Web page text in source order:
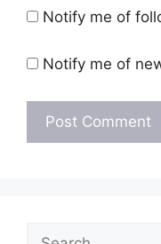
Notify me of
Notify me of